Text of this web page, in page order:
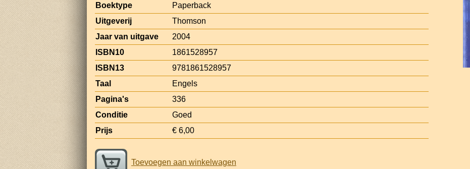
Boektype
Paperback
Uitgeverij
Thomson
Jaar van uitgave
2004
ISBN10
1861528957
ISBN13
9781861528957
Taal
Engels
Pagina's
336
Conditie
Goed
Prijs
€ 6,00
Toevoegen aan winkelwagen